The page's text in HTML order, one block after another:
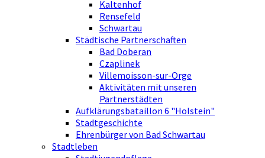
Kaltenhof
Rensefeld
Schwartau
Städtische Partnerschaften
Bad Doberan
Czaplinek
Villemoisson-sur-Orge
Aktivitäten mit unseren
Partnerstädten
Aufklärungsbataillon 6 "Holstein"
Stadtgeschichte
Ehrenbürger von Bad Schwartau
Stadtleben